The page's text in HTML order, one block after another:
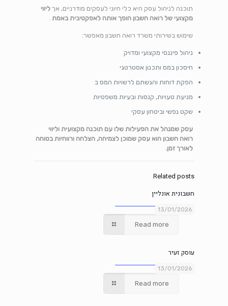
תוכנה לניהול עסק היא כלי חיוני לעסקים מודרניים, אךליווי
מקצועי של רואה חשבון הופך אותה לאפקטיבית באמת .
שימוש בשירותי משרד רואה חשבון מאפשר:
ניהול פיננסי מקצועי ומדויק
חיסכון במס ותכנון אסטרטגי
הפקת דוחות והגשתם לרשויות המס ב
מניעת טעויות, קנסות ובעיות משפטיות
שקט נפשי וביטחון עסקי
עסק שמנהל את הפעילות שלו עם תוכנה מקצועית וליווי
רואה חשבון הוא עסק שמוכן לצמיחה, הצלחה ורווחיות בטוחה
לאורך זמן.
Related posts
13/01/2026
חשבונית אונליין
Read more
13/01/2026
עוסק זעיר
Read more